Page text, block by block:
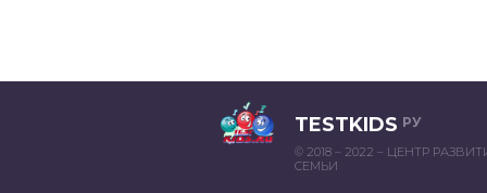
TESTKIDS РУ
© 2018 – 2022 – ЦЕНТР
СЕМЬИ